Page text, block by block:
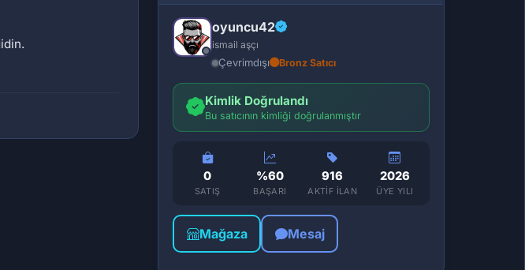
oyuncu42
ismail aşçı
Çevrimdışı Bronz Satıcı
Kimlik Doğrulandı
Bu satıcının kimliği doğrulanmıştır
0
SATIŞ
%60
BAŞARI
916
AKTIF İLAN
2026
ÜYE YILI
Mağaza Mesaj